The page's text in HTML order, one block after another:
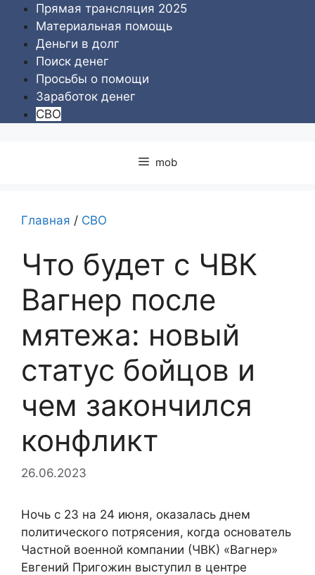
Перейти
содержимому
Прямая трансляция 2025
Материальная помощь
Деньги в долг
Поиск денег
Просьбы о помощи
Заработок денег
СВО
mob
Главная / СВО
Что будет с ЧВК
Вагнер после
мятежа: новый
статус бойцов и
чем закончился
конфликт
26.06.2023
Ночь с 23 на 24 июня, оказалась днем
политического потрясения, когда основатель
Частной военной компании (ЧВК) «Вагнер»
Евгений Пригожин выступил в центре